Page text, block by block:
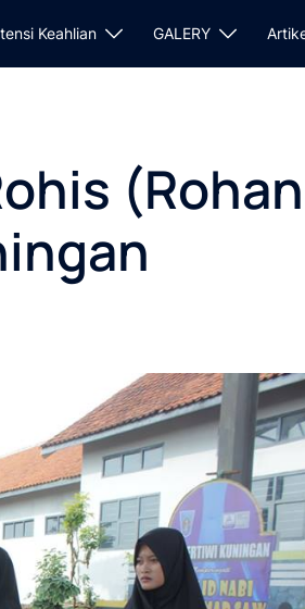
Keahlian GALERY